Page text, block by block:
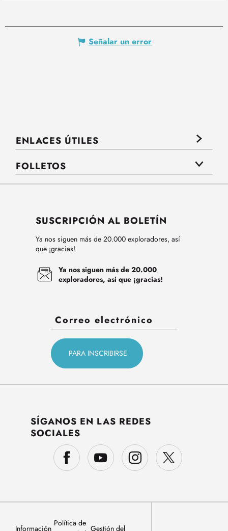
Señalar un error
ENLACES ÚTILES
FOLLETOS
SUSCRIPCIÓN AL BOLETÍN
Ya nos siguen más de 20.000 exploradores, así
que ¡gracias!
Ya nos siguen más de 20.000
exploradores, así que ¡gracias!
SÍGANOS EN LAS REDES
SOCIALES
Información
Política de
Gestión del